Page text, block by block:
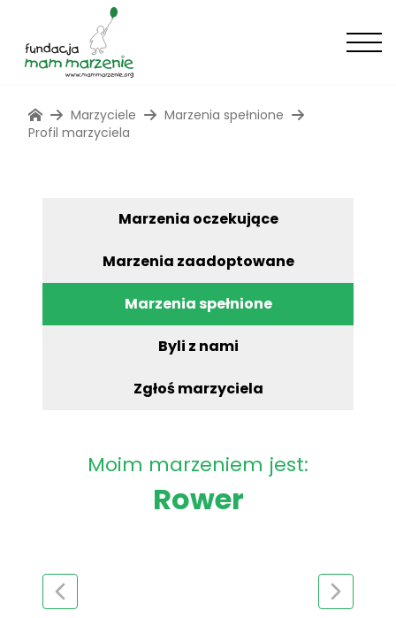
Marzyciele
Marzenia spełnione
Profil marzyciela
Marzenia oczekujące
Marzenia zaadoptowane
Marzenia spełnione
Byli z nami
Zgłoś marzyciela
Moim marzeniem jest:
Rower